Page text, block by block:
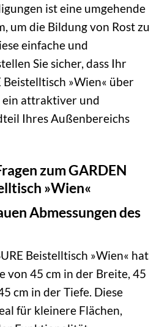
ist eine umgehende
um die Bildung von Rost zu
einfache und
Sie sicher, dass Ihr
Beistelltisch »Wien« über
ein attraktiver und
Ihres Außenbereichs
zum GARDEN
»Wien«
Abmessungen des
Beistelltisch »Wien« hat
von 45 cm in der Breite, 45
cm in der Tiefe. Diese
für kleinere Flächen,